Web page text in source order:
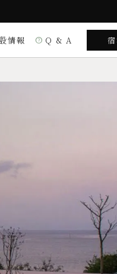
情報
郡宜野座村字松田1425番
730*72（ナビにご入
しい位置が表示されない
help Q & A